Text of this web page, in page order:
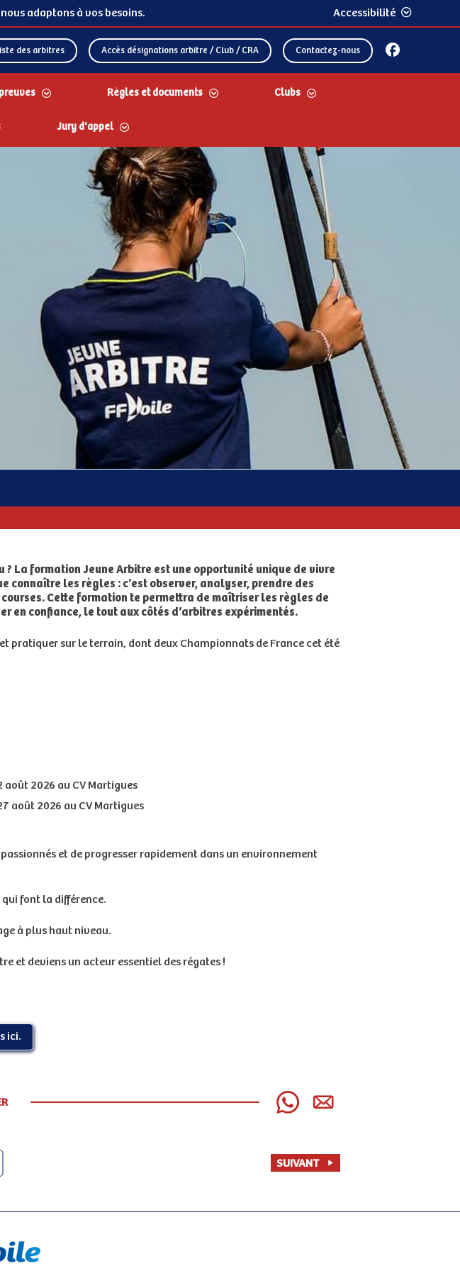
adaptons à vos besoins. Accessibilité
des arbitres Accès désignations arbitre / Club / CRA Contactez-nous
Règles et documents Clubs
Jury d'appel
La formation Jeune Arbitre est une opportunité unique de vivre
connaître les règles : c’est observer, analyser, prendre des
Cette formation te permettra de maîtriser les règles de
en confiance, le tout aux côtés d’arbitres expérimentés.
pratiquer sur le terrain, dont deux Championnats de France cet été
août 2026 au CV Martigues
août 2026 au CV Martigues
et de progresser rapidement dans un environnement
qui font la différence.
à plus haut niveau.
et deviens un acteur essentiel des régates !
ici.
SUIVANT